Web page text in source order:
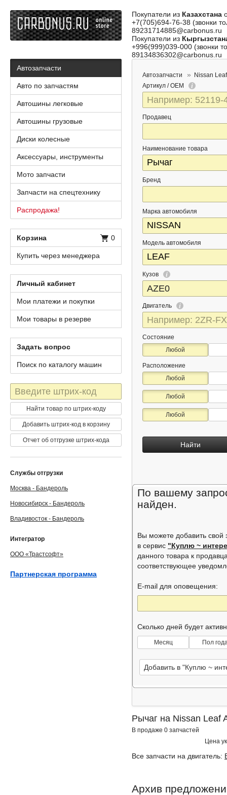
Покупатели из Казахстана
+7(705)694-76-38 (звонки
89231714885@carbonus.ru
Покупатели из
+996(999)039-000 (звонки
89134836302@carbonus.ru
Автозапчасти
Nissan Leaf
Артикул / OEM
Продавец
Наименование товара
Бренд
Марка автомобиля
Модель автомобиля
Кузов
Двигатель
Состояние
Любой
Расположение
Любой
Любой
Любой
Найти
По вашему
найден.
Вы можете добавить свой
в сервис "Куплю ~
данного товара к
соответствующее
E-mail для оповещения:
Сколько дней будет
Месяц Пол
Добавить в "Куплю ~
Рычаг на Nissan Leaf
В продаже 0 запчастей
Цена
Все запчасти на двигатель:
Архив
Автозапчасти
Авто по запчастям
Автошины легковые
Автошины грузовые
Диски колесные
Аксессуары, инструменты
Мото запчасти
Запчасти на спецтехнику
Распродажа!
Корзина 0
Купить через менеджера
Личный кабинет
Мои платежи и покупки
Мои товары в резерве
Задать вопрос
Поиск по каталогу машин
Штрих-
код
Найти товар по штрих-коду
Добавить штрих-код в корзину
Отчет об отгрузке штрих-кода
Службы отгрузки
Москва - Бандероль
Новосибирск - Бандероль
Владивосток - Бандероль
Интегратор
ООО «Трастсофт»
Партнерская программа